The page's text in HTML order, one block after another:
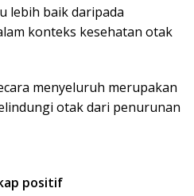
lebih baik daripada
konteks kesehatan otak
menyeluruh merupakan
otak dari penurunan
positif